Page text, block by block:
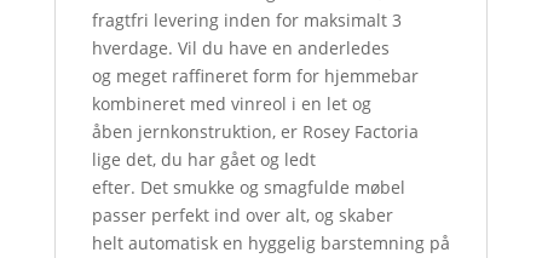
fragtfri levering inden for maksimalt 3
hverdage. Vil du have en anderledes
og meget raffineret form for hjemmebar
kombineret med vinreol i en let og
åben jernkonstruktion, er Rosey Factoria
lige det, du har gået og ledt
efter. Det smukke og smagfulde møbel
passer perfekt ind over alt, og skaber
helt automatisk en hyggelig barstemning på